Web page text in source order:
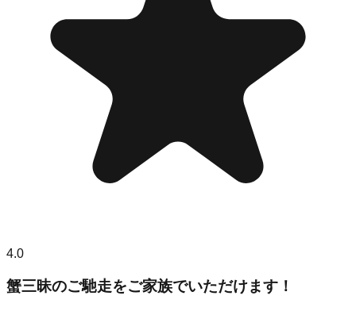
4.0
蟹三昧のご馳走をご家族でいただけます！